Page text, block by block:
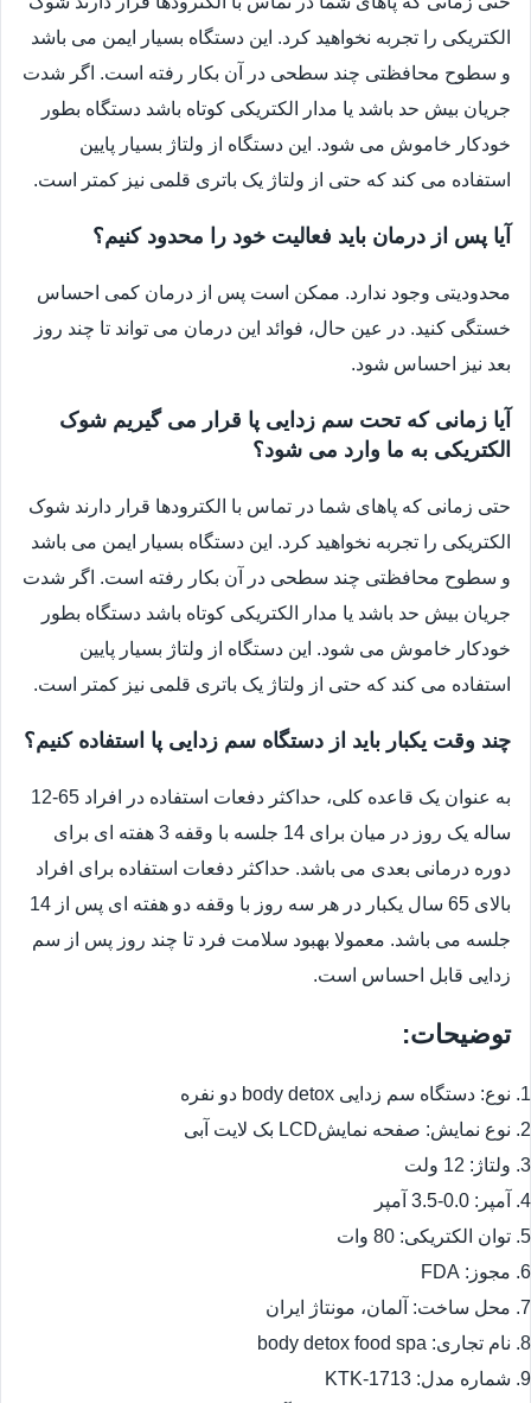
الکتریکی را تجربه نخواهید کرد. این دستگاه بسیار ایمن می باشد
و سطوح محافظتی چند سطحی در آن بکار رفته است. اگر شدت
جریان بیش حد باشد یا مدار الکتریکی کوتاه باشد دستگاه بطور
خودکار خاموش می شود. این دستگاه از ولتاژ بسیار پایین
استفاده می کند که حتی از ولتاژ یک باتری قلمی نیز کمتر است.
آیا پس از درمان باید فعالیت خود را محدود کنیم؟
محدودیتی وجود ندارد. ممکن است پس از درمان کمی احساس
خستگی کنید. در عین حال، فوائد این درمان می تواند تا چند روز
بعد نیز احساس شود.
آیا زمانی که تحت سم زدایی پا قرار می گیریم شوک
الکتریکی به ما وارد می شود؟
حتی زمانی که پاهای شما در تماس با الکترودها قرار دارند شوک
الکتریکی را تجربه نخواهید کرد. این دستگاه بسیار ایمن می باشد
و سطوح محافظتی چند سطحی در آن بکار رفته است. اگر شدت
جریان بیش حد باشد یا مدار الکتریکی کوتاه باشد دستگاه بطور
خودکار خاموش می شود. این دستگاه از ولتاژ بسیار پایین
استفاده می کند که حتی از ولتاژ یک باتری قلمی نیز کمتر است.
چند وقت یکبار باید از دستگاه سم زدایی پا استفاده کنیم؟
به عنوان یک قاعده کلی، حداکثر دفعات استفاده در افراد 65-12
ساله یک روز در میان برای 14 جلسه با وقفه 3 هفته ای برای
دوره درمانی بعدی می باشد. حداکثر دفعات استفاده برای افراد
بالای 65 سال یکبار در هر سه روز با وقفه دو هفته ای پس از 14
جلسه می باشد. معمولا بهبود سلامت فرد تا چند روز پس از سم
زدایی قابل احساس است.
توضیحات:
نوع: دستگاه سم زدایی body detox دو نفره
نوع نمایش: صفحه نمایشLCD بک لایت آبی
ولتاژ: 12 ولت
آمپر: 0.0-3.5 آمپر
توان الکتریکی: 80 وات
مجوز: FDA
محل ساخت: آلمان، مونتاژ ایران
نام تجاری: body detox food spa
شماره مدل: KTK-1713